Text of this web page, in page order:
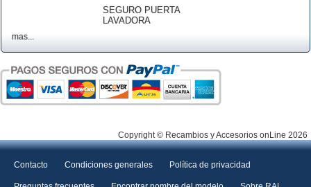
SEGURO PUERTA
LAVADORA
mas...
Copyright © Recambios y Accesorios onLine 2026
Contacto Condiciones generales Política de privacidad